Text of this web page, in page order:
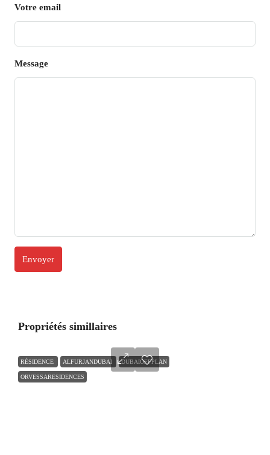
Votre email
Message
Propriétés simillaires
RÉSIDENCE ALFURJANDUBAI DUBAIOFFPLAN
ORVESSARESIDENCES